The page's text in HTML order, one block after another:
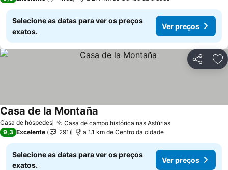
Selecione as datas para ver os preços
exatos.
Ver preços
Partilhar
Casa de hóspedes Casa de campo histórica nas AstúriasVer preços
Casa de la Montaña
9,3 Excelente 291 a 1.1 km de Centro da cidade
Selecione as datas para ver os preços
exatos.
Ver preços